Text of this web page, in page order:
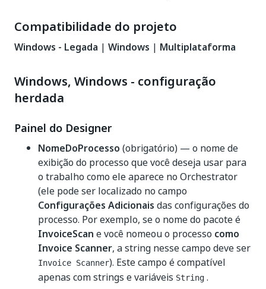
Compatibilidade do projeto
Windows - Legada | Windows | Multiplataforma
Windows, Windows - configuração
herdada
Painel do Designer
NomeDoProcesso (obrigatório) — o nome de
exibição do processo que você deseja usar para
o trabalho como ele aparece no Orchestrator
(ele pode ser localizado no campo
Configurações Adicionais das configurações do
processo. Por exemplo, se o nome do pacote é
InvoiceScan e você nomeou o processo como
Invoice Scanner, a string nesse campo deve ser
Invoice Scanner). Este campo é compatível
apenas com strings e variáveis String .